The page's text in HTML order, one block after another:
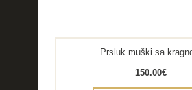
Prsluk muški sa
150.00€